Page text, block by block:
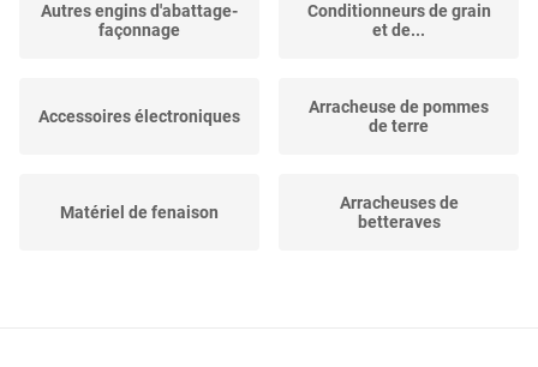
Autres engins d'abattage-
façonnage
Conditionneurs de grain
et de...
Accessoires électroniques
Arracheuse de pommes
de terre
Matériel de fenaison
Arracheuses de
betteraves